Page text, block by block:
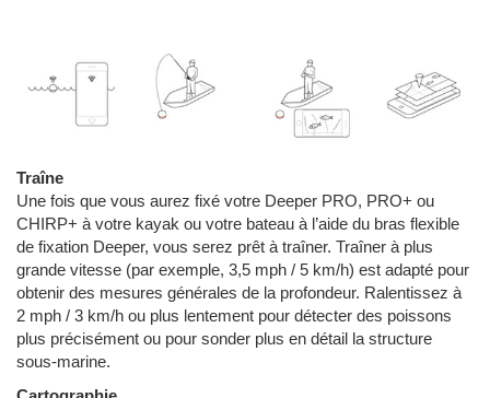
Traîne
Une fois que vous aurez fixé votre Deeper PRO, PRO+ ou
CHIRP+ à votre kayak ou votre bateau à l’aide du bras flexible
de fixation Deeper, vous serez prêt à traîner. Traîner à plus
grande vitesse (par exemple, 3,5 mph / 5 km/h) est adapté pour
obtenir des mesures générales de la profondeur. Ralentissez à
2 mph / 3 km/h ou plus lentement pour détecter des poissons
plus précisément ou pour sonder plus en détail la structure
sous-marine.